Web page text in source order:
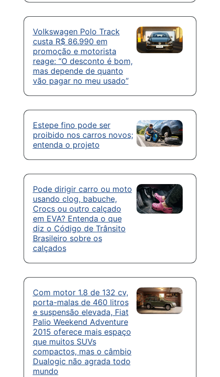
Volkswagen Polo Track
custa R$ 86.990 em
promoção e motorista
reage: “O desconto é bom,
mas depende de quanto
vão pagar no meu usado”
Estepe fino pode ser
proibido nos carros novos;
entenda o projeto
Pode dirigir carro ou moto
usando clog, babuche,
Crocs ou outro calçado
em EVA? Entenda o que
diz o Código de Trânsito
Brasileiro sobre os
calçados
Com motor 1.8 de 132 cv,
porta-malas de 460 litros
e suspensão elevada, Fiat
Palio Weekend Adventure
2015 oferece mais espaço
que muitos SUVs
compactos, mas o câmbio
Dualogic não agrada todo
mundo